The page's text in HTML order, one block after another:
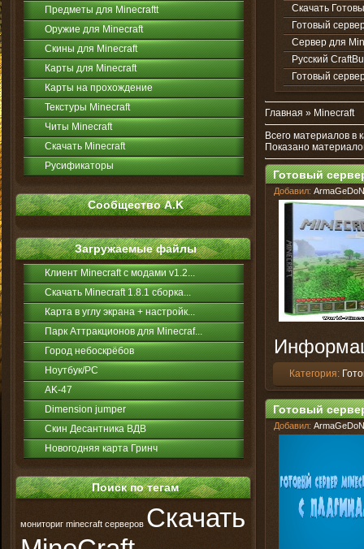
Предметы для Minecraftt
Оружие для Minecraft
Скины для Minecraft
Карты для Minecraft
Карты на прохождение
Текстуры Minecraft
Читы Minecraft
Скачать Minecraft
Русификаторы
Сообщество A.K
Загружаемые файлы
Клиент Minecraft с модами v1.2...
Скачать Minecraft 1.8.1 сборка...
Карта в углу экрана + настройк...
Парк Аттракционов для Minecraf...
Город небоскрёбов
Ноутбук/PC
AK-47
Dimension jumper
Скин Десантника ВДВ
Новогодняя карта Гринч
Поиск по тегам
мониториг minecraft серверов Скачать
Скачать
Готовый
Сервер для
Русский
Готовый
Главная » Minecraft
Всего материалов в
Показано
Готовый
Добавил: ArmaGeDoN
Категория:
Готовый
Добавил: ArmaGeDoN